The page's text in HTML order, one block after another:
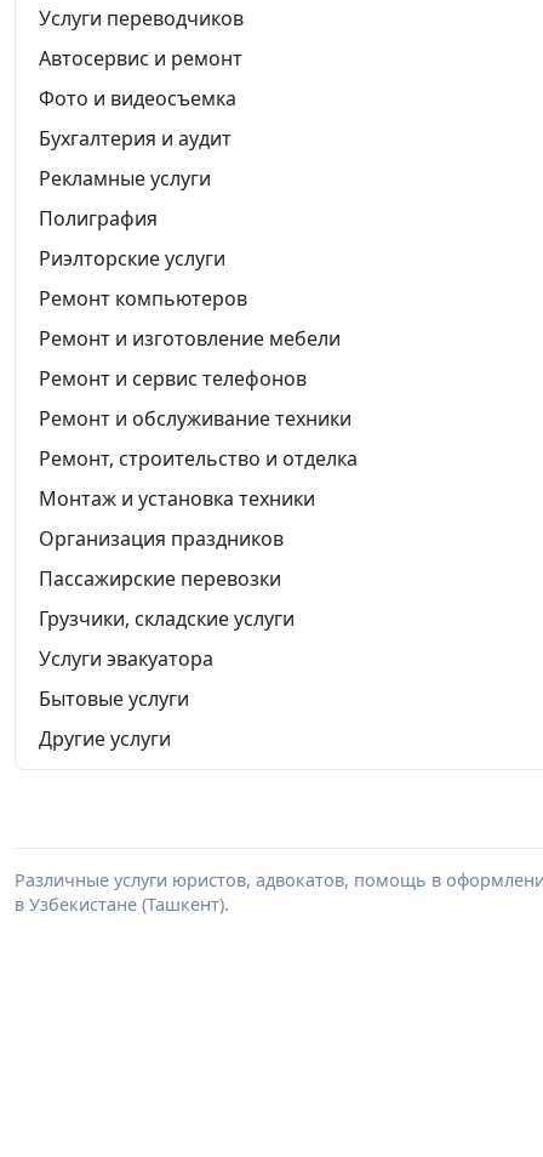
Услуги переводчиков
Автосервис и ремонт
Фото и видеосъемка
Бухгалтерия и аудит
Рекламные услуги
Полиграфия
Риэлторские услуги
Ремонт компьютеров
Ремонт и изготовление мебели
Ремонт и сервис телефонов
Ремонт и обслуживание техники
Ремонт, строительство и отделка
Монтаж и установка техники
Организация праздников
Пассажирские перевозки
Грузчики, складские услуги
Услуги эвакуатора
Бытовые услуги
Другие услуги
Различные услуги юристов, адвокатов, помощь в
в Узбекистане (Ташкент).